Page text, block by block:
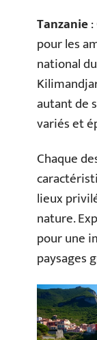
Tanzanie
pour les
national
autant de
variés et
Chaque
lieux
nature.
pour une
paysages